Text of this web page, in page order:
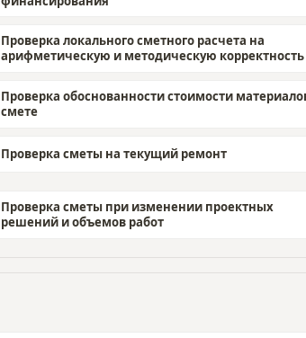
Проверка локального сметного расчета на
арифметическую и методическую корректность
Проверка обоснованности стоимости
смете
Проверка сметы на текущий ремонт
Проверка сметы при изменении проектных
решений и объемов работ